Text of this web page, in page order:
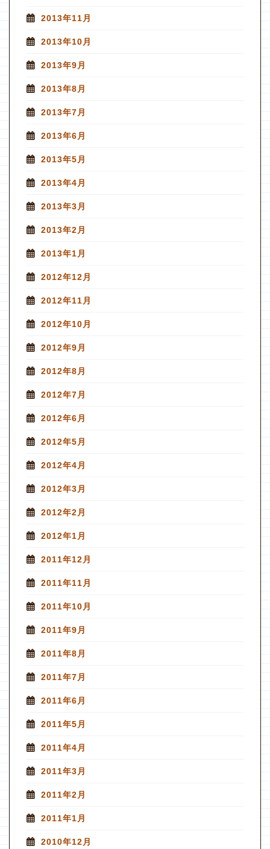
2013年11月
2013年10月
2013年9月
2013年8月
2013年7月
2013年6月
2013年5月
2013年4月
2013年3月
2013年2月
2013年1月
2012年12月
2012年11月
2012年10月
2012年9月
2012年8月
2012年7月
2012年6月
2012年5月
2012年4月
2012年3月
2012年2月
2012年1月
2011年12月
2011年11月
2011年10月
2011年9月
2011年8月
2011年7月
2011年6月
2011年5月
2011年4月
2011年3月
2011年2月
2011年1月
2010年12月